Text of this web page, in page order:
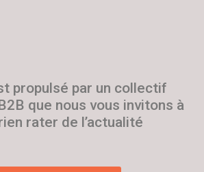
propulsé par un collectif
que nous vous invitons à
rater de l’actualité